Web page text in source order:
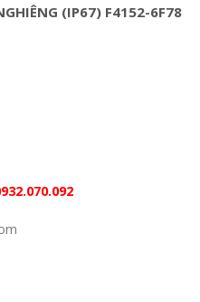
(IP67) F4152-6F78